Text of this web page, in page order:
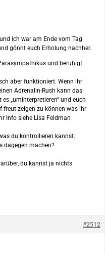
ich war am Ende vom Tag
gönnt euch Erholung nachher.
und beruhigt
aber funktioniert. Wenn ihr
Adrenalin-Rush kann das
„uminterpretieren“ und euch
freut zeigen zu können was ihr
Info siehe Lisa Feldman
du kontrollieren kannst.
dagegen machen?
du kannst ja nichts
#2512